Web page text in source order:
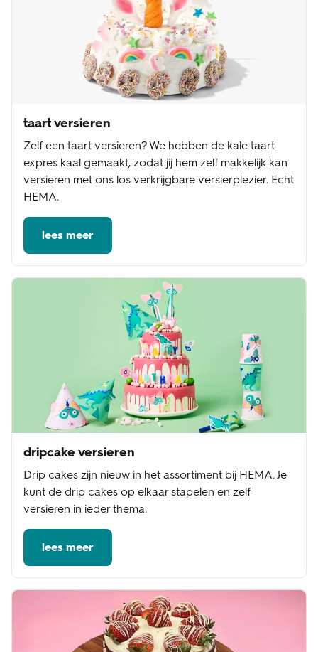
taart versieren
Zelf een taart versieren? We hebben de kale taart
expres kaal gemaakt, zodat jij hem zelf makkelijk kan
versieren met ons los verkrijgbare versierplezier. Echt
HEMA.
lees meer
dripcake versieren
Drip cakes zijn nieuw in het assortiment bij HEMA. Je
kunt de drip cakes op elkaar stapelen en zelf
versieren in ieder thema.
lees meer